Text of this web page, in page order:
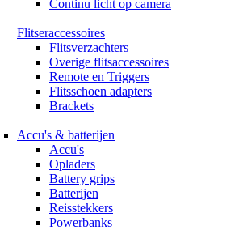
Continu licht op camera
Flitseraccessoires
Flitsverzachters
Overige flitsaccessoires
Remote en Triggers
Flitsschoen adapters
Brackets
Accu's & batterijen
Accu's
Opladers
Battery grips
Batterijen
Reisstekkers
Powerbanks